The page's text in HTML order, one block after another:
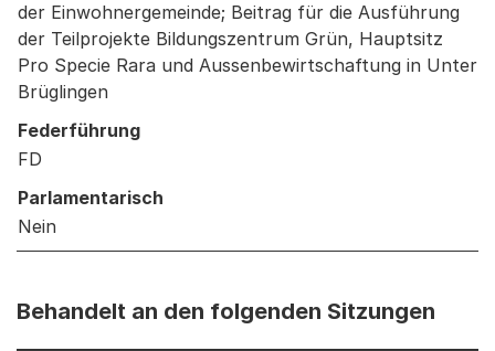
der Einwohnergemeinde; Beitrag für die Ausführung
der Teilprojekte Bildungszentrum Grün, Hauptsitz
Pro Specie Rara und Aussenbewirtschaftung in Unter
Brüglingen
Federführung
FD
Parlamentarisch
Nein
Behandelt an den folgenden Sitzungen